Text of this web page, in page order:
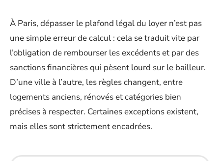
À Paris, dépasser le plafond légal du loyer n’est pas
une simple erreur de calcul : cela se traduit vite par
l’obligation de rembourser les excédents et par des
sanctions financières qui pèsent lourd sur le bailleur.
D’une ville à l’autre, les règles changent, entre
logements anciens, rénovés et catégories bien
précises à respecter. Certaines exceptions existent,
mais elles sont strictement encadrées.